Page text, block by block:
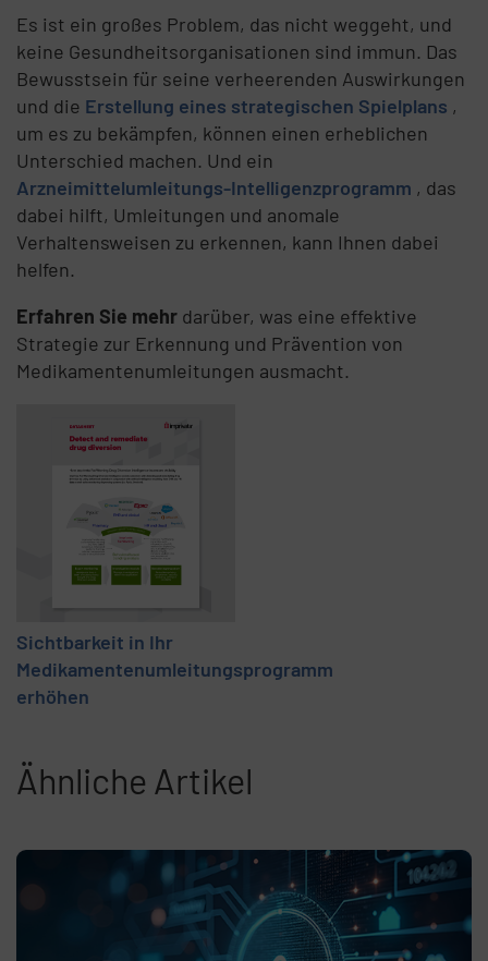
Es ist ein großes Problem, das nicht weggeht, und
keine Gesundheitsorganisationen sind immun. Das
Bewusstsein für seine verheerenden Auswirkungen
und die Erstellung eines strategischen Spielplans ,
um es zu bekämpfen, können einen erheblichen
Unterschied machen. Und ein
Arzneimittelumleitungs-Intelligenzprogramm , das
dabei hilft, Umleitungen und anomale
Verhaltensweisen zu erkennen, kann Ihnen dabei
helfen.
Erfahren Sie mehr darüber, was eine effektive
Strategie zur Erkennung und Prävention von
Medikamentenumleitungen ausmacht.
Sichtbarkeit in Ihr
Medikamentenumleitungsprogramm
erhöhen
Ähnliche Artikel